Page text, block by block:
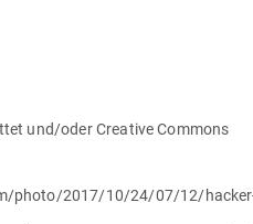
und/oder Creative Commons
photo/2017/10/24/07/12/